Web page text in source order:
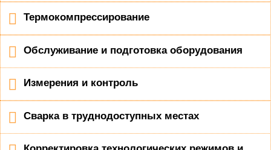
Термокомпрессирование
Обслуживание и подготовка оборудования
Измерения и контроль
Сварка в труднодоступных местах